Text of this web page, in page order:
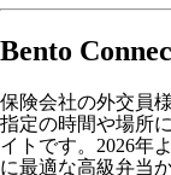
Bento
保険会社の外交員
指定の時間や場所
イトです。2026年
に最適な高級弁当